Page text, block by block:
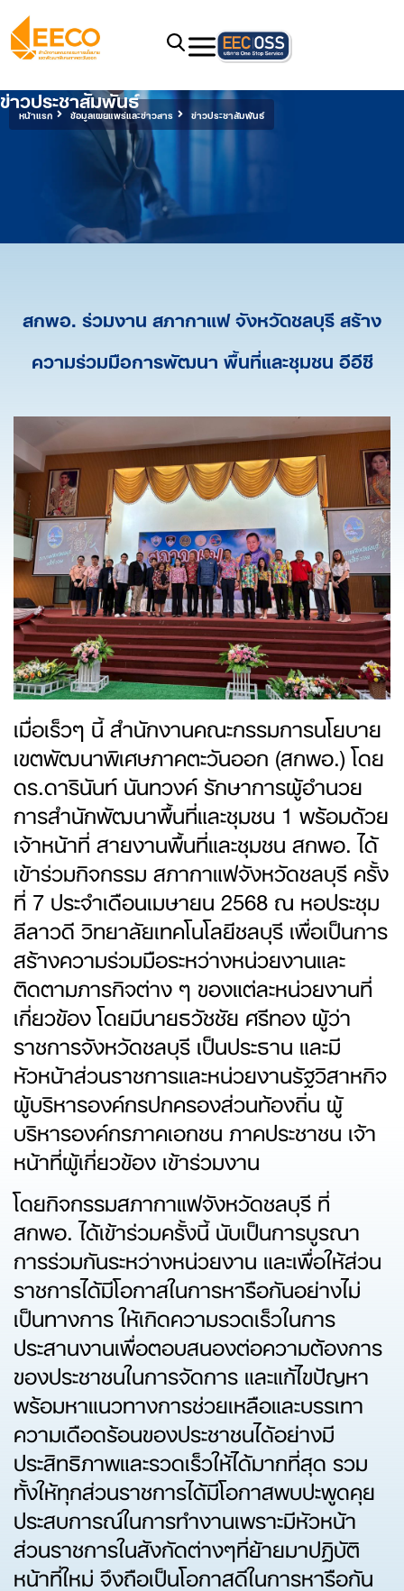
หน้าแรก ข้อมูลเผยแพร่และข่าวสาร ข่าวประชาสัมพันธ์
ข่าวประชาสัมพันธ์
สกพอ. ร่วมงาน สภากาแฟ จังหวัดชลบุรี สร้าง
ความร่วมมือการพัฒนา พื้นที่และชุมชน อีอีซี
เมื่อเร็วๆ นี้ สำนักงานคณะกรรมการนโยบาย
เขตพัฒนาพิเศษภาคตะวันออก (สกพอ.) โดย
ดร.ดารินันท์ นันทวงค์ รักษาการผู้อำนวย
การสำนักพัฒนาพื้นที่และชุมชน 1 พร้อมด้วย
เจ้าหน้าที่ สายงานพื้นที่และชุมชน สกพอ. ได้
เข้าร่วมกิจกรรม สภากาแฟจังหวัดชลบุรี ครั้ง
ที่ 7 ประจำเดือนเมษายน 2568 ณ หอประชุม
ลีลาวดี วิทยาลัยเทคโนโลยีชลบุรี เพื่อเป็นการ
สร้างความร่วมมือระหว่างหน่วยงานและ
ติดตามภารกิจต่าง ๆ ของแต่ละหน่วยงานที่
เกี่ยวข้อง โดยมีนายธวัชชัย ศรีทอง ผู้ว่า
ราชการจังหวัดชลบุรี เป็นประธาน และมี
หัวหน้าส่วนราชการและหน่วยงานรัฐวิสาหกิจ
ผู้บริหารองค์กรปกครองส่วนท้องถิ่น ผู้
บริหารองค์กรภาคเอกชน ภาคประชาชน เจ้า
หน้าที่ผู้เกี่ยวข้อง เข้าร่วมงาน
โดยกิจกรรมสภากาแฟจังหวัดชลบุรี ที่
สกพอ. ได้เข้าร่วมครั้งนี้ นับเป็นการบูรณา
การร่วมกันระหว่างหน่วยงาน และเพื่อให้ส่วน
ราชการได้มีโอกาสในการหารือกันอย่างไม่
เป็นทางการ ให้เกิดความรวดเร็วในการ
ประสานงานเพื่อตอบสนองต่อความต้องการ
ของประชาชนในการจัดการ และแก้ไขปัญหา
พร้อมหาแนวทางการช่วยเหลือและบรรเทา
ความเดือดร้อนของประชาชนได้อย่างมี
ประสิทธิภาพและรวดเร็วให้ได้มากที่สุด รวม
ทั้งให้ทุกส่วนราชการได้มีโอกาสพบปะพูดคุย
ประสบการณ์ในการทำงานเพราะมีหัวหน้า
ส่วนราชการในสังกัดต่างๆที่ย้ายมาปฏิบัติ
หน้าที่ใหม่ จึงถือเป็นโอกาสดีในการหารือกัน